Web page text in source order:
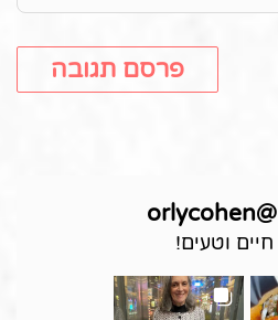
@
orlycohen
חיים וטעים!